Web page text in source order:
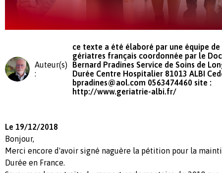
Auteur(s)
:
ce texte a été élaboré par une équipe de
gériatres français coordonnée par le
Bernard Pradines Service de Soins de
Durée Centre Hospitalier 81013 ALBI
bpradines@aol.com 0563474460 site :
http://www.geriatrie-albi.fr/
Le 19/12/2018
Bonjour,
Merci encore d'avoir signé naguère la pétition pour la
Durée en France.